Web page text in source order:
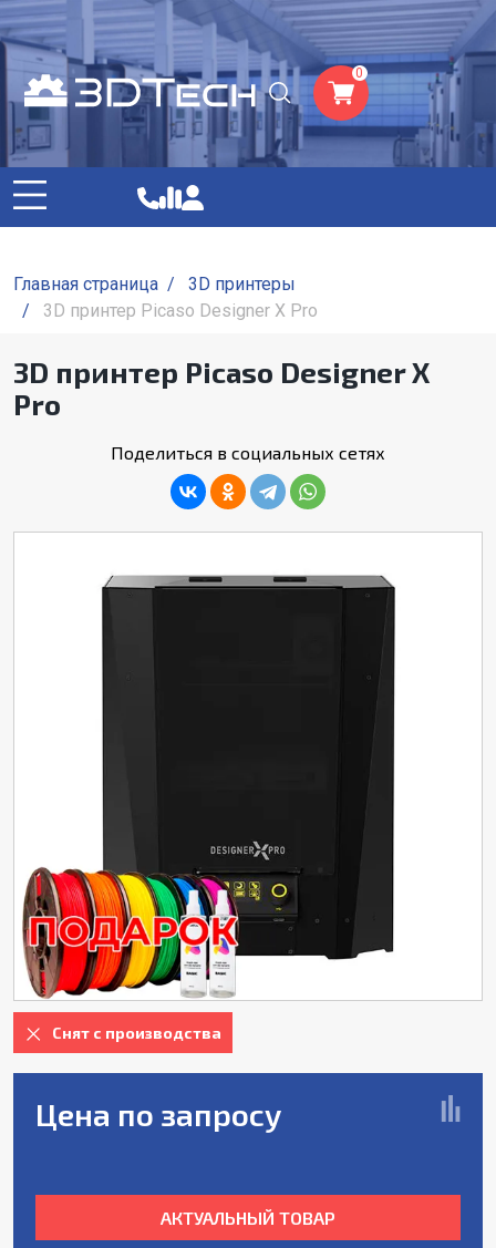
0
Главная страница /
3D принтеры
/
3D принтер Picaso Designer X Pro
3D принтер Picaso Designer X
Pro
Поделиться в социальных сетях
Снят с производства
Цена по запросу
АКТУАЛЬНЫЙ ТОВАР